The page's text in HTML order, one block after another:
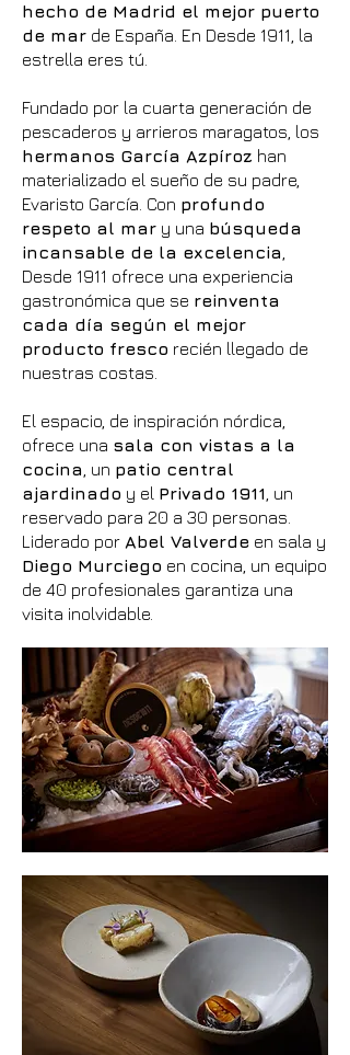
hecho de Madrid el mejor puerto
de mar de España. En Desde 1911, la
estrella eres tú.
Fundado por la cuarta generación de
pescaderos y arrieros maragatos, los
hermanos García Azpíroz han
materializado el sueño de su padre,
Evaristo García. Con profundo
respeto al mar y una búsqueda
incansable de la excelencia
Desde 1911 ofrece una experiencia
gastronómica que se reinventa
cada día según el mejor
producto fresco recién llegado de
nuestras costas.
El espacio, de inspiración nórdica,
ofrece una sala con vistas a la
cocina , un patio central
ajardinado y el Privado 1911 , un
reservado para 20 a 30 personas.
Liderado por Abel Valverde en sala y
Diego Murciego en cocina, un equipo
de 40 profesionales garantiza una
visita inolvidable.